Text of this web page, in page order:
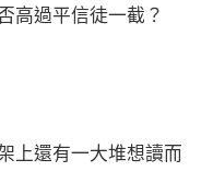
高過平信徒一截？
還有一大堆想讀而